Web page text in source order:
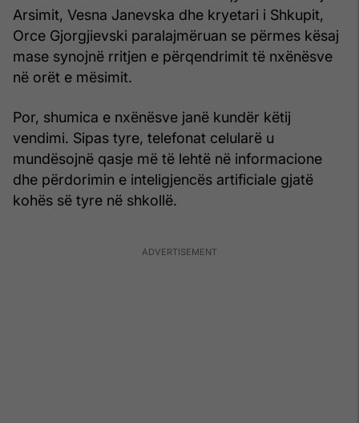
Arsimit, Vesna Janevska dhe kryetari i Shkupit,
Orce Gjorgjievski paralajmëruan se përmes kësaj
mase synojnë rritjen e përqendrimit të nxënësve
në orët e mësimit.
Por, shumica e nxënësve janë kundër këtij
vendimi. Sipas tyre, telefonat celularë u
mundësojnë qasje më të lehtë në informacione
dhe përdorimin e inteligjencës artificiale gjatë
kohës së tyre në shkollë.